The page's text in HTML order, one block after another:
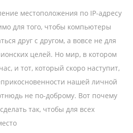
местоположения по IP-адресу
для того, чтобы компьютеры
друг с другом, а вовсе не для
целей. Но мир, в котором
и тот, который скоро наступит,
нашей личной
не по-доброму. Вот почему
так, чтобы для всех